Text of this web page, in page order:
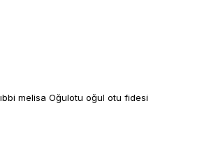
melisa Oğulotu oğul otu fidesi